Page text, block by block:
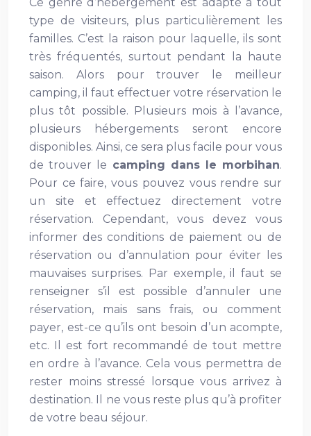
type de visiteurs, plus particulièrement les
familles. C’est la raison pour laquelle, ils sont
très fréquentés, surtout pendant la haute
saison. Alors pour trouver le meilleur
camping, il faut effectuer votre réservation le
plus tôt possible. Plusieurs mois à l’avance,
plusieurs hébergements seront encore
disponibles. Ainsi, ce sera plus facile pour vous
de trouver le camping dans le morbihan.
Pour ce faire, vous pouvez vous rendre sur
un site et effectuez directement votre
réservation. Cependant, vous devez vous
informer des conditions de paiement ou de
réservation ou d’annulation pour éviter les
mauvaises surprises. Par exemple, il faut se
renseigner s’il est possible d’annuler une
réservation, mais sans frais, ou comment
payer, est-ce qu’ils ont besoin d’un acompte,
etc. Il est fort recommandé de tout mettre
en ordre à l’avance. Cela vous permettra de
rester moins stressé lorsque vous arrivez à
destination. Il ne vous reste plus qu’à profiter
de votre beau séjour.